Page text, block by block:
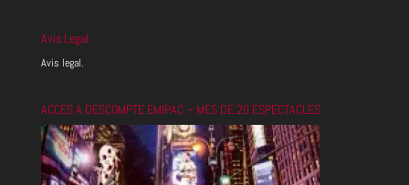
Avis Legal
Avis legal.
ACCÉS A DESCOMPTE EMIPAC – MES DE 20 ESPECTACLES